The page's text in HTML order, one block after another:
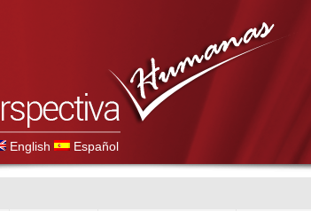
English Español